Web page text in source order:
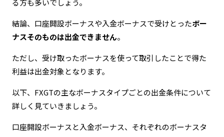
る方も多いでしょう。
結論、口座開設ボーナスや入金ボーナスで受けとったボー
ナスそのものは出金できません。
ただし、受け取ったボーナスを使って取引したことで得た
利益は出金対象となります。
以下、FXGTの主なボーナスタイプごとの出金条件について
詳しく見ていきましょう。
口座開設ボーナスと入金ボーナス、それぞれのボーナスタ